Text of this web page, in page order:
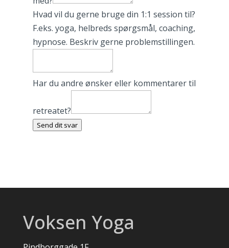
Hvad vil du gerne bruge din 1:1 session til?
F.eks. yoga, helbreds spørgsmål, coaching,
hypnose. Beskriv gerne problemstillingen.
Har du andre ønsker eller kommentarer til
retreatet?
Send dit svar
Voksen Yoga